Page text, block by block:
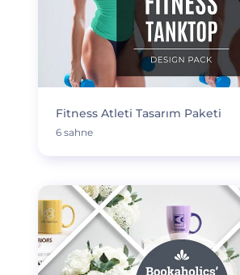
Fitness Atleti Tasarım Paketi
6 sahne